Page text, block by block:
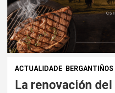
ACTUALIDADE BERGANTIÑOS
La renovación